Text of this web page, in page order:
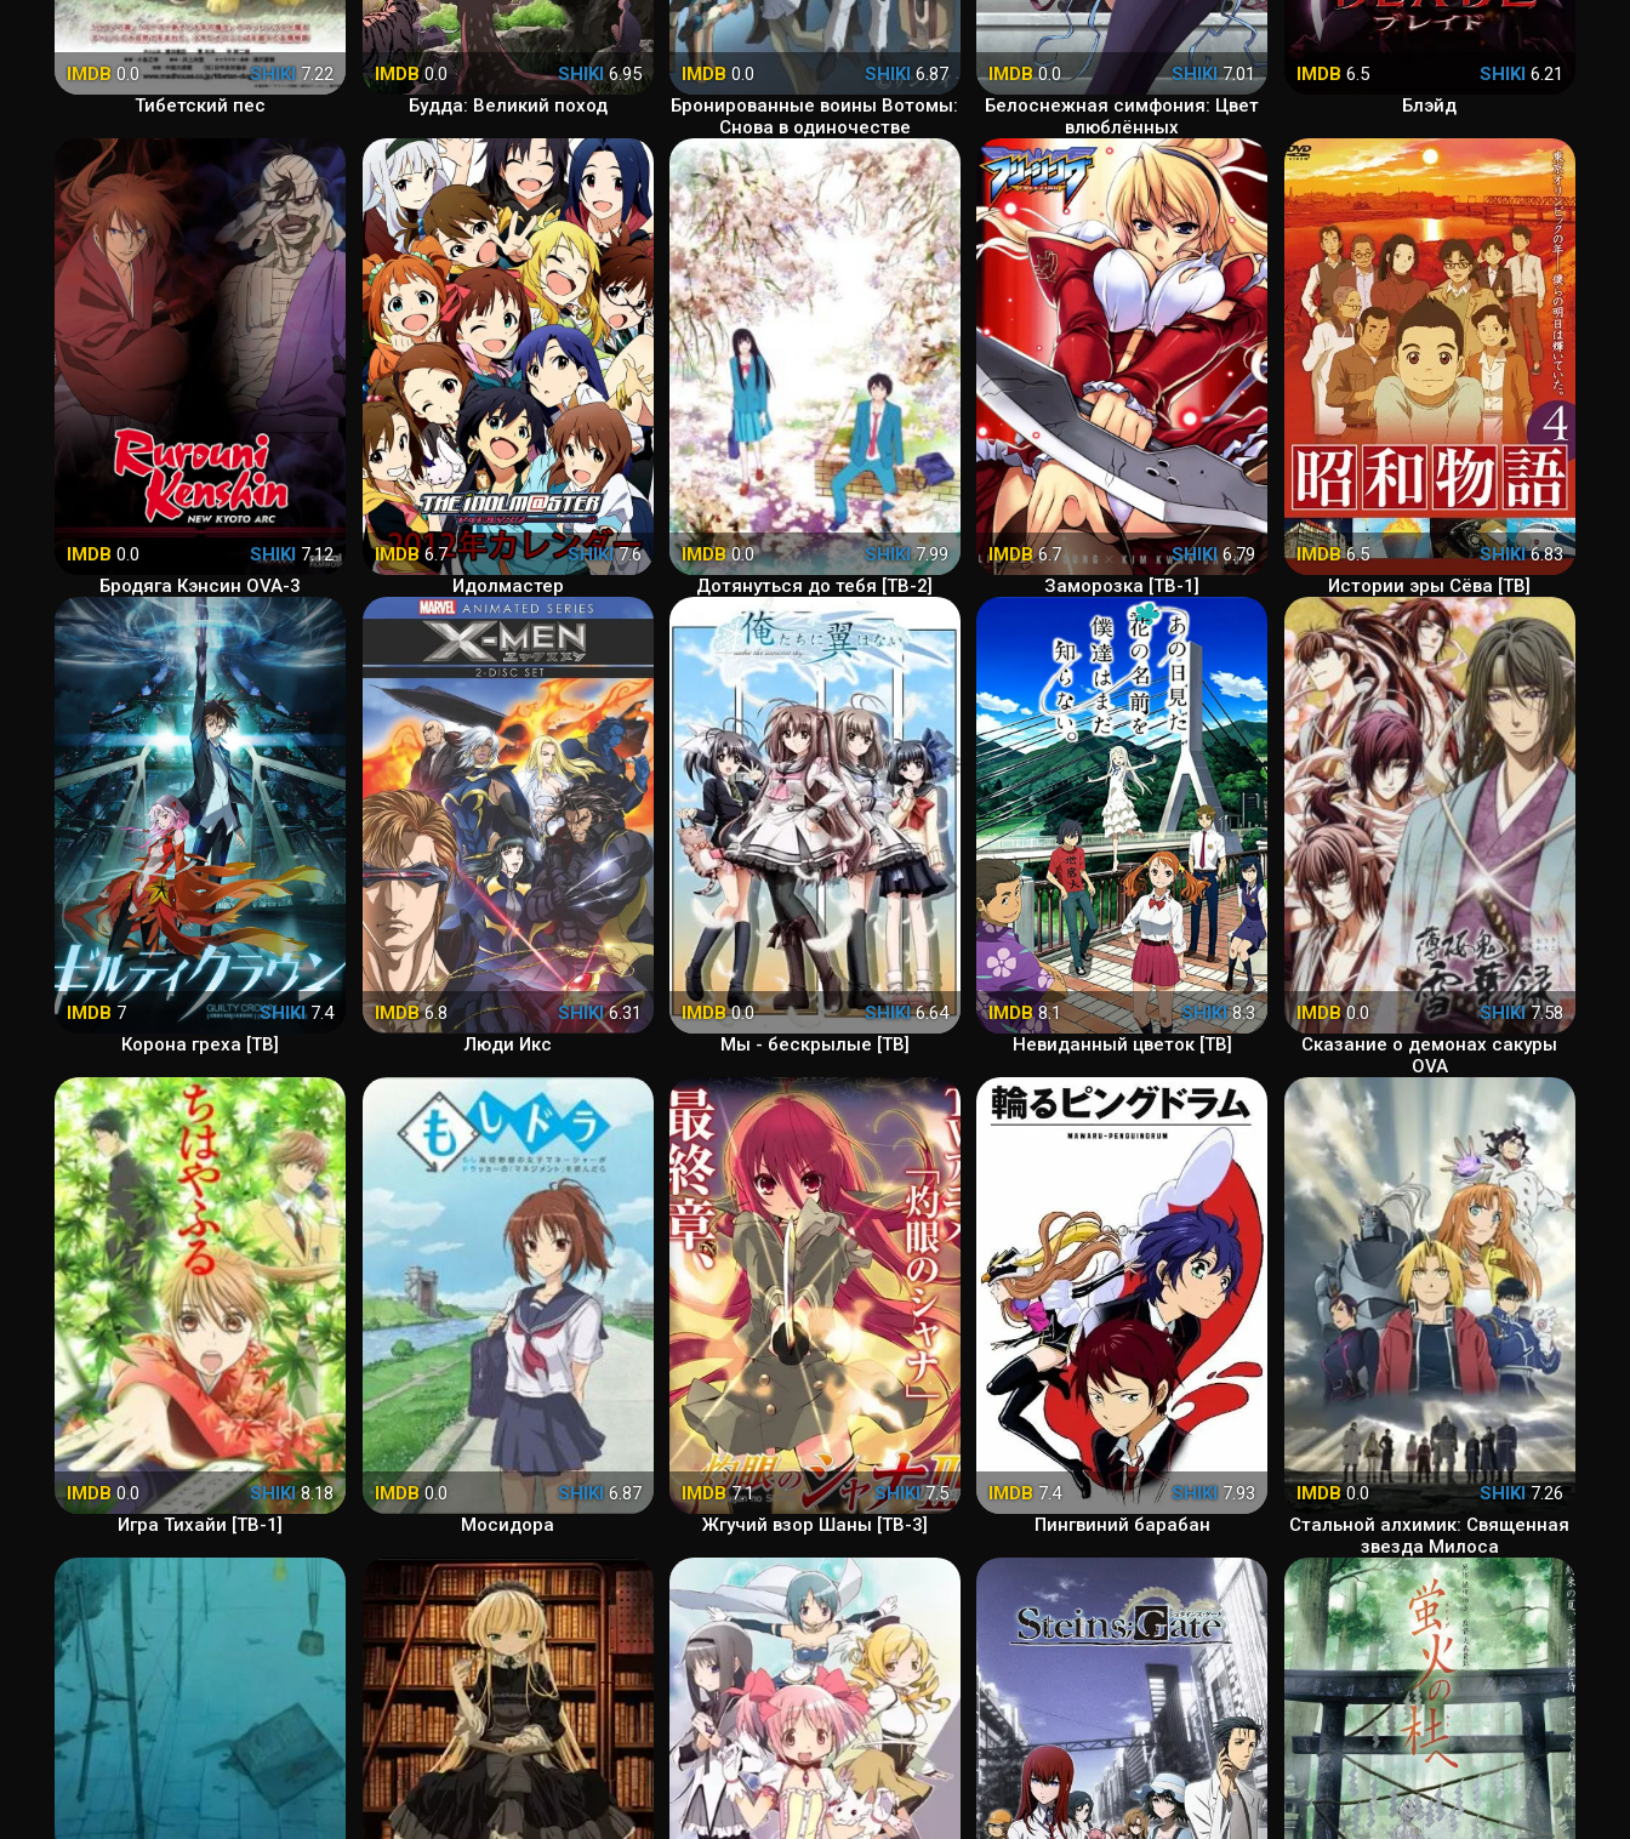
IMDB 0.0 SHIKI 7.22
Тибетский пес
IMDB0.0 SHIKI6.95
Будда: Великий поход
IMDB0.0 SHIKI6.87
Бронированные воины Вотомы:
Снова в одиночестве
IMDB0.0 SHIKI7.01
Белоснежная симфония: Цвет
влюблённых
IMDB 6.5 SHIKI 6.21
Блэйд
IMDB 0.0 SHIKI 7.12
Бродяга Кэнсин OVA-3
IMDB6.7 SHIKI7.6
Идолмастер
IMDB0.0 SHIKI7.99
Дотянуться до тебя [ТВ-2]
IMDB6.7 SHIKI6.79
Заморозка [ТВ-1]
IMDB6.5 SHIKI6.83
Истории эры Сёва [ТВ]
IMDB 7 SHIKI7.4
Корона греха [ТВ]
IMDB6.8 SHIKI6.31
Люди Икс
IMDB0.0 SHIKI6.64
Мы - бескрылые [ТВ]
IMDB8.1 SHIKI8.3
Невиданный цветок [ТВ]
IMDB0.0 SHIKI7.58
Сказание о демонах сакуры
OVA
IMDB0.0 SHIKI8.18
Игра Тихайи [ТВ-1]
IMDB0.0 SHIKI6.87
Мосидора
IMDB7.1 SHIKI7.5
Жгучий взор Шаны [ТВ-3]
IMDB 7.4 SHIKI 7.93
Пингвиний барабан
IMDB0.0 SHIKI7.26
Стальной алхимик: Священная
звезда Милоса